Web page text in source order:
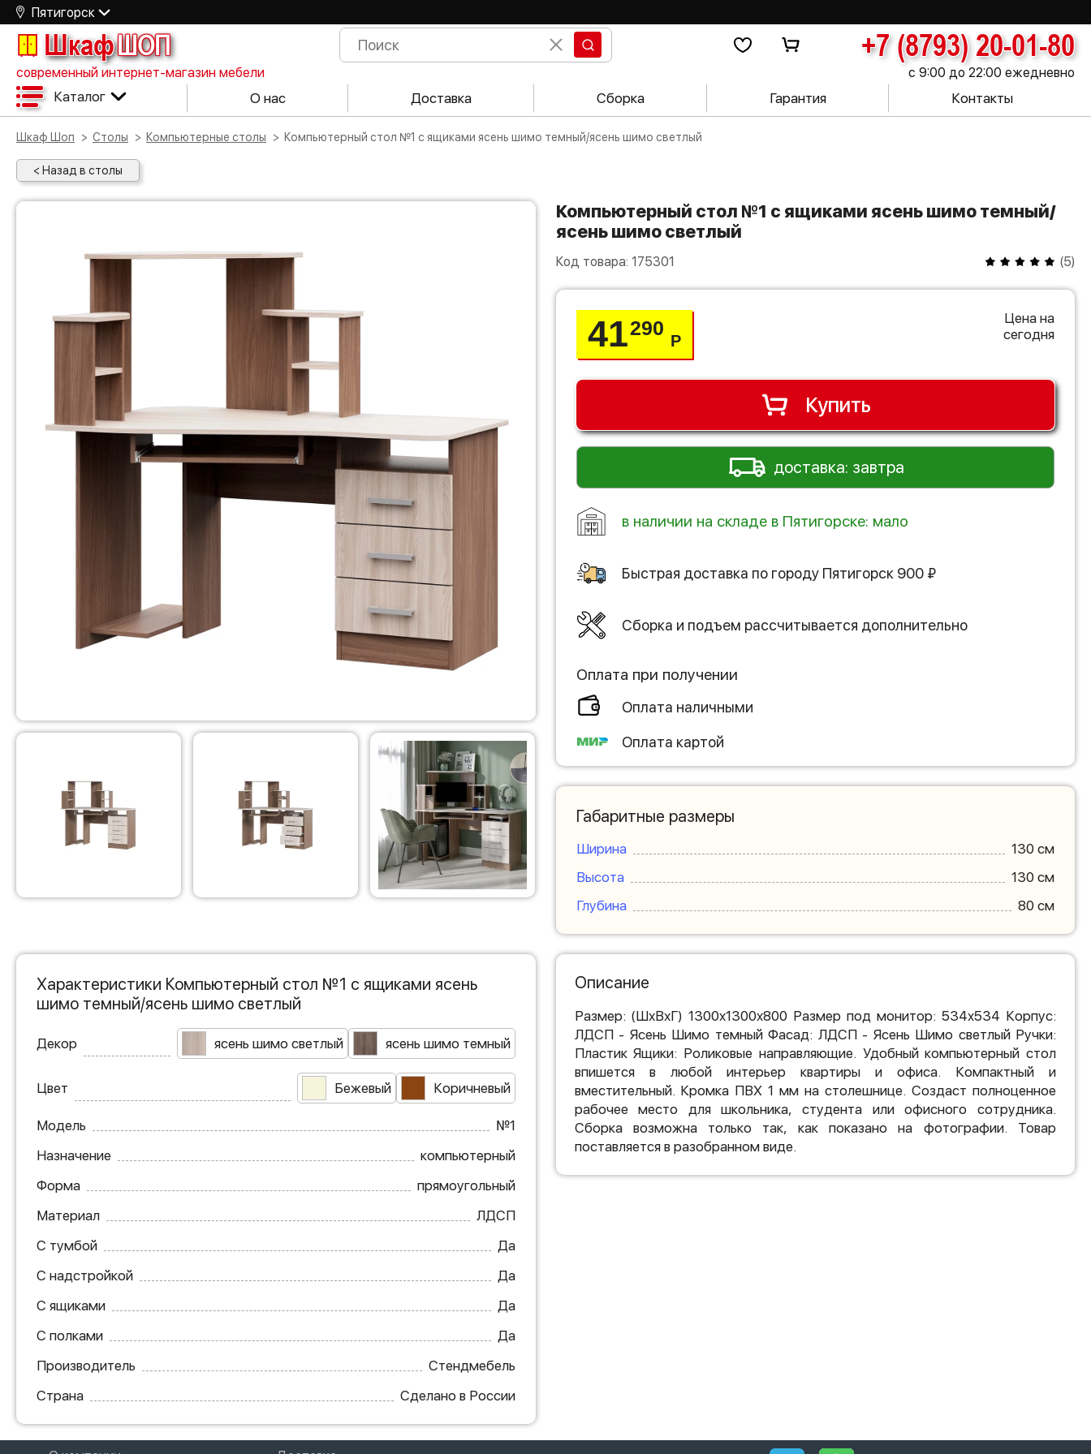
Пятигорск
ШкафШОП +7 (8793) 20-01-80
современный интернет-магазин мебели с 9:00 до 22:00 ежедневно
Каталог О нас Доставка Сборка Гарантия Контакты
Шкаф Шоп Столы Компьютерные столы Компьютерный стол №1 с ящиками ясень шимо темный/ясень шимо светлый
< Назад в столы
Компьютерный стол №1 с ящиками ясень шимо темный/
ясень шимо светлый
Код товара: 175301 (5)
41290
Р
Цена на
сегодня
Купить
доставка: завтра
в наличии на складе в Пятигорске: мало
Быстрая доставка по городу Пятигорск 900 ₽
Сборка и подъем рассчитывается дополнительно
Оплата при получении
Оплата наличными
Оплата картой
Габаритные размеры
Ширина
130 см
Высота
130 см
Глубина
80 см
Характеристики Компьютерный стол №1 с ящиками ясень
шимо темный/ясень шимо светлый
Декор ясень шимо светлый ясень шимо темный
Цвет Бежевый Коричневый
Модель
№1
Назначение
компьютерный
Форма
прямоугольный
Материал
ЛДСП
С тумбой
Да
С надстройкой
Да
С ящиками
Да
С полками
Да
Производитель
Стендмебель
Страна
Сделано в России
Описание
Размер: (ШхВхГ) 1300x1300x800 Размер под монитор: 534x534 Корпус:
ЛДСП - Ясень Шимо темный Фасад: ЛДСП - Ясень Шимо светлый Ручки:
Пластик Ящики: Роликовые направляющие. Удобный компьютерный стол
впишется в любой интерьер квартиры и офиса. Компактный и
вместительный. Кромка ПВХ 1 мм на столешнице. Создаст полноценное
рабочее место для школьника, студента или офисного сотрудника.
Сборка возможна только так, как показано на фотографии. Товар
поставляется в разобранном виде.